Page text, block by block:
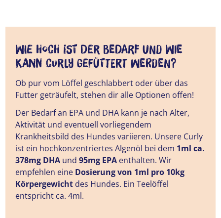
Wie hoch ist der Bedarf und wie
kann Curly gefüttert werden?
Ob pur vom Löffel geschlabbert oder über das
Futter geträufelt, stehen dir alle Optionen offen!
Der Bedarf an EPA und DHA kann je nach Alter,
Aktivität und eventuell vorliegendem
Krankheitsbild des Hundes variieren. Unsere Curly
ist ein hochkonzentriertes Algenöl bei dem 1ml ca.
378mg DHA und 95mg EPA enthalten. Wir
empfehlen eine Dosierung von 1ml pro 10kg
Körpergewicht des Hundes. Ein Teelöffel
entspricht ca. 4ml.